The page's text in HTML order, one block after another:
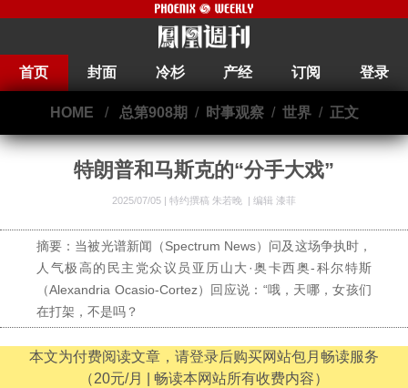
首页 封面 冷杉 产经 订阅 登录
HOME / 总第908期 / 时事观察/ 世界/ 正文
特朗普和马斯克的“分手大戏”
2025/07/05 | 特约撰稿 朱若晚 编辑 漆菲
摘要：当被光谱新闻（Spectrum News）问及这场争执时，
人气极高的民主党众议员亚历山大·奥卡西奥-科尔特斯
（Alexandria Ocasio-Cortez）回应说：“哦，天哪，女孩们
在打架，不是吗？
本文为付费阅读文章，请登录后购买网站包月畅读服务
（20元/月 | 畅读本网站所有收费内容）